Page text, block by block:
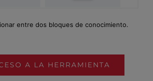
entre dos bloques de conocimiento.
A LA HERRAMIENTA